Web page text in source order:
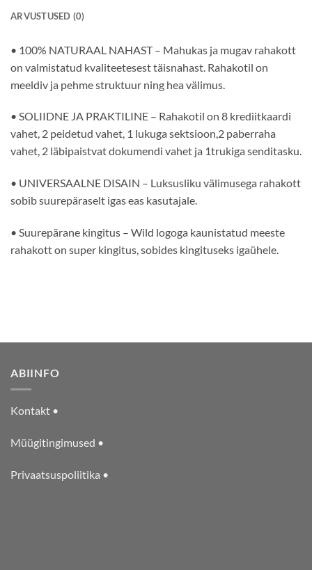
ARVUSTUSED (0)
• 100% NATURAAL NAHAST – Mahukas ja mugav rahakott
on valmistatud kvaliteetesest täisnahast. Rahakotil on
meeldiv ja pehme struktuur ning hea välimus.
• SOLIIDNE JA PRAKTILINE – Rahakotil on 8 krediitkaardi
vahet, 2 peidetud vahet, 1 lukuga sektsioon,2 paberraha
vahet, 2 läbipaistvat dokumendi vahet ja 1trukiga senditasku.
• UNIVERSAALNE DISAIN – Luksusliku välimusega rahakott
sobib suurepäraselt igas eas kasutajale.
• Suurepärane kingitus – Wild logoga kaunistatud meeste
rahakott on super kingitus, sobides kingituseks igaühele.
ABIINFO
Kontakt •
Müügitingimused •
Privaatsuspoliitika •